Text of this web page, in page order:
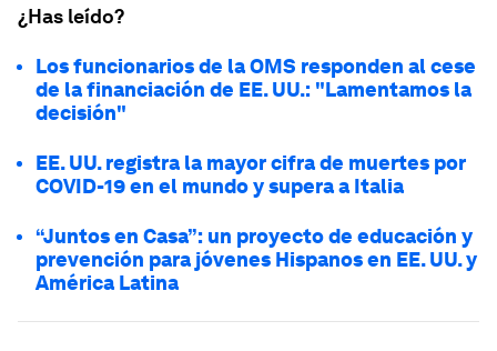
¿Has leído?
Los funcionarios de la OMS responden al cese
de la financiación de EE. UU.: "Lamentamos la
decisión"
EE. UU. registra la mayor cifra de muertes por
COVID-19 en el mundo y supera a Italia
“Juntos en Casa”: un proyecto de educación y
prevención para jóvenes Hispanos en EE. UU. y
América Latina